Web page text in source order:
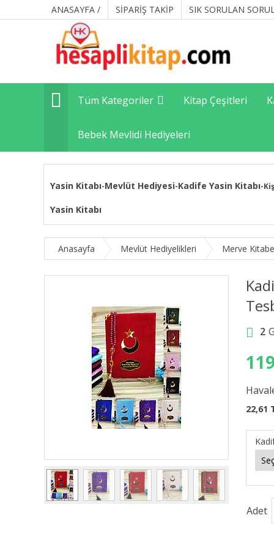
ANASAYFA / SİPARİŞ TAKİP SIK SORULAN
Tüm Kategoriler Kitap Çeşitleri
Bebek Mevlidi Hediyeleri
Yasin Kitabı-Mevlüt Hediyesi-Kadife Yasin Kitabı-
Yasin Kitabı
Anasayfa Mevlüt Hediyelikleri Merve
2
22,61
Adet